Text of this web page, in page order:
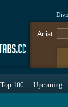
Artist:
Top 100 Upcoming